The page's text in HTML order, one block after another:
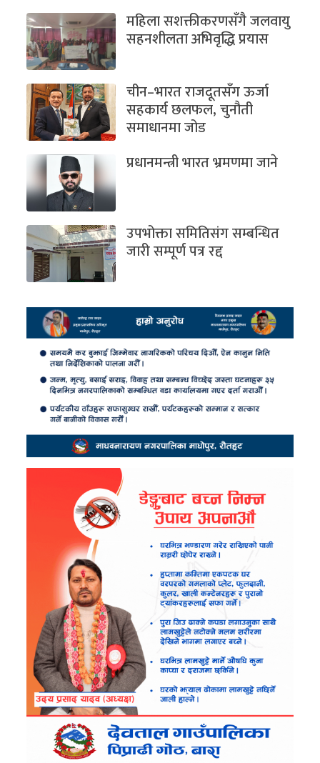
महिला सशक्तीकरणसँगै जलवायु
सहनशीलता अभिवृद्धि प्रयास
चीन–भारत राजदूतसँग ऊर्जा
सहकार्य छलफल, चुनौती
समाधानमा जोड
प्रधानमन्त्री भारत भ्रमणमा जाने
उपभोक्ता समितिसंग सम्बन्धित
जारी सम्पूर्ण पत्र रद्द